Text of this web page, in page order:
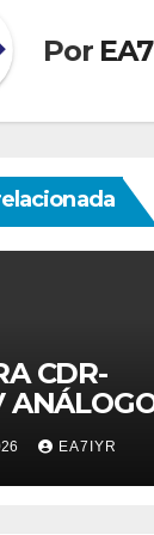
Por
CDR-
EA7IYR